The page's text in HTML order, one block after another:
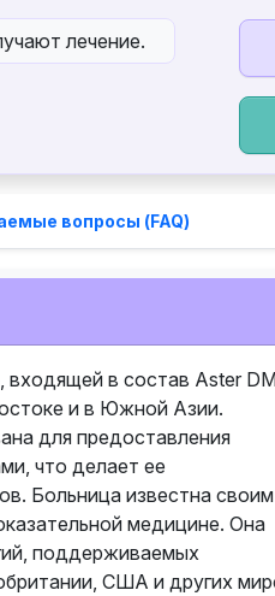
лечение.
вопросы (FAQ)
входящей в состав Aster
и в Южной Азии.
для предоставления
что делает ее
Больница известна своим
медицине. Она
поддерживаемых
США и других